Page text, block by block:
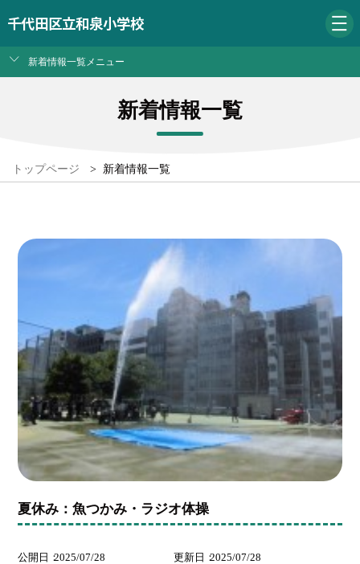
千代田区立和泉小学校
新着情報一覧メニュー
新着情報一覧
トップページ > 新着情報一覧
夏休み：魚つかみ・ラジオ体操
公開日 2025/07/28 更新日 2025/07/28